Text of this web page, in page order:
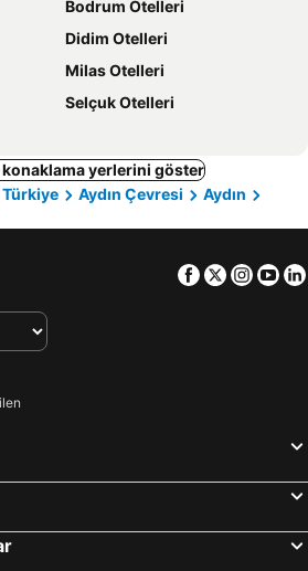
Bodrum Otelleri
Didim Otelleri
Milas Otelleri
Selçuk Otelleri
yerlerini göster
Türkiye Aydın Çevresi
Aydın
Facebook
Twitter